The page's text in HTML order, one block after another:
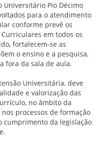
Universitário Pio Décimo
para o atendimento
conforme prevê os
em todos os
fortalecem-se as
o ensino e a pesquisa,
fora da sala de aula.
Universitária, deve
e valorização das
no âmbito da
processos de formação
cumprimento da legislação